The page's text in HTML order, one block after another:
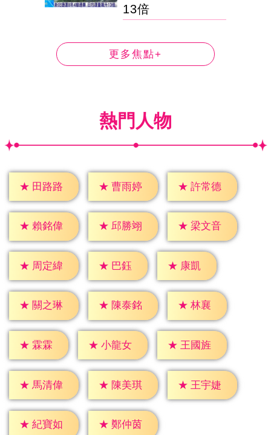
13倍
更多焦點+
熱門人物
★ 田路路 ★ 曹雨婷 ★ 許常德
★ 賴銘偉 ★ 邱勝翊 ★ 梁文音
★ 周定緯 ★ 巴鈺 ★ 康凱
★ 關之琳 ★ 陳泰銘 ★ 林襄
★ 霖霖 ★ 小龍女 ★ 王國旌
★ 馬清偉 ★ 陳美琪 ★ 王宇婕
★ 紀寶如 ★ 鄭仲茵